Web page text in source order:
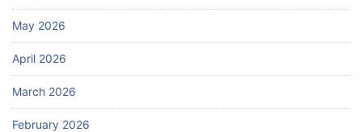
May 2026
April 2026
March 2026
February 2026